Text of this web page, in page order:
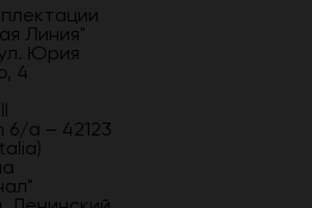
Линия"
Юрия
4
6/a – 42123